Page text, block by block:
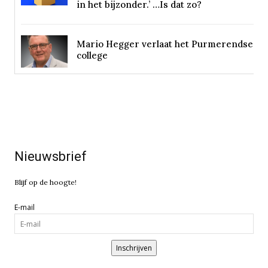
in het bijzonder.’ …Is dat zo?
Mario Hegger verlaat het Purmerendse
college
Nieuwsbrief
Blijf op de hoogte!
E-mail
Inschrijven